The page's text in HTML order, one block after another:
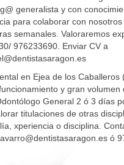
generalista y con
para colaborar con
semanales. Valoraremos
976233690. Enviar CV a
en Ejea de los Caballeros
y gran volumen
General 2 ó 3 días
titulaciones de otras
xperiencia o disciplina.
ó